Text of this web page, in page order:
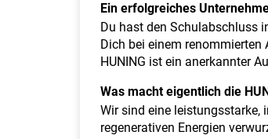
Ein erfolgreiches
Du hast den Schulabschluss
Dich bei einem renommierten
HUNING ist ein anerkannter
Was macht eigentlich die
Wir sind eine leistungsstarke,
regenerativen Energien